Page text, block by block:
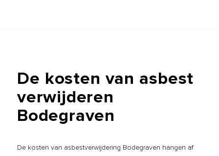
De kosten van asbest
verwijderen
Bodegraven
De kosten van asbestverwijdering Bodegraven hangen af